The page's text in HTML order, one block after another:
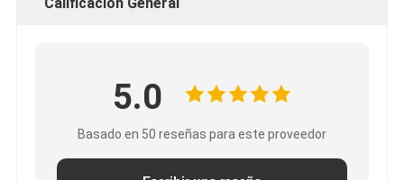
5.0
Basado en 50 reseñas para este proveedor